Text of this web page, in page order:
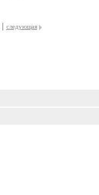
| следующая